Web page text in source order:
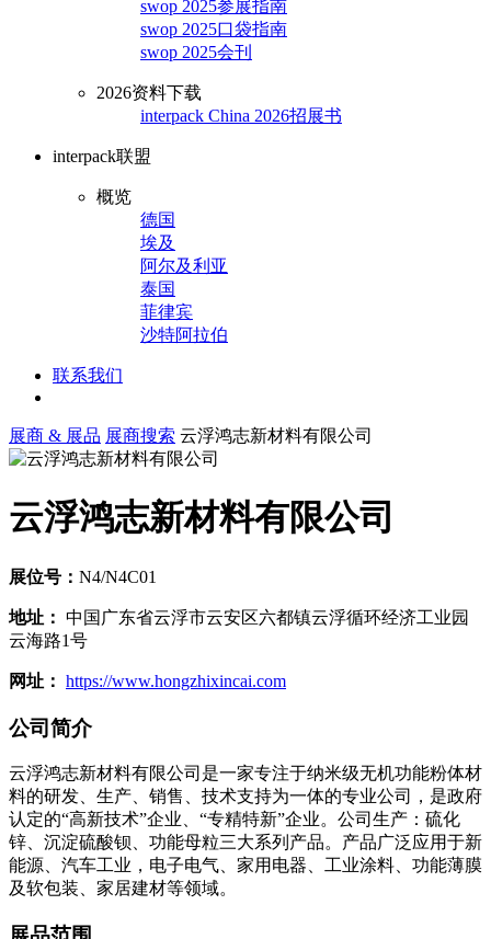
swop 2025参展指南
swop 2025口袋指南
swop 2025会刊
2026资料下载
interpack China 2026招展书
interpack联盟
概览
德国
埃及
阿尔及利亚
泰国
菲律宾
沙特阿拉伯
联系我们
展商 & 展品 展商搜索 云浮鸿志新材料有限公司
云浮鸿志新材料有限公司
展位号： N4/N4C01
地址： 中国广东省云浮市云安区六都镇云浮循环经济工业园
云海路1号
网址： https://www.hongzhixincai.com
公司简介
云浮鸿志新材料有限公司是一家专注于纳米级无机功能粉体材
料的研发、生产、销售、技术支持为一体的专业公司，是政府
认定的“高新技术”企业、“专精特新”企业。公司生产：硫化
锌、沉淀硫酸钡、功能母粒三大系列产品。产品广泛应用于新
能源、汽车工业，电子电气、家用电器、工业涂料、功能薄膜
及软包装、家居建材等领域。